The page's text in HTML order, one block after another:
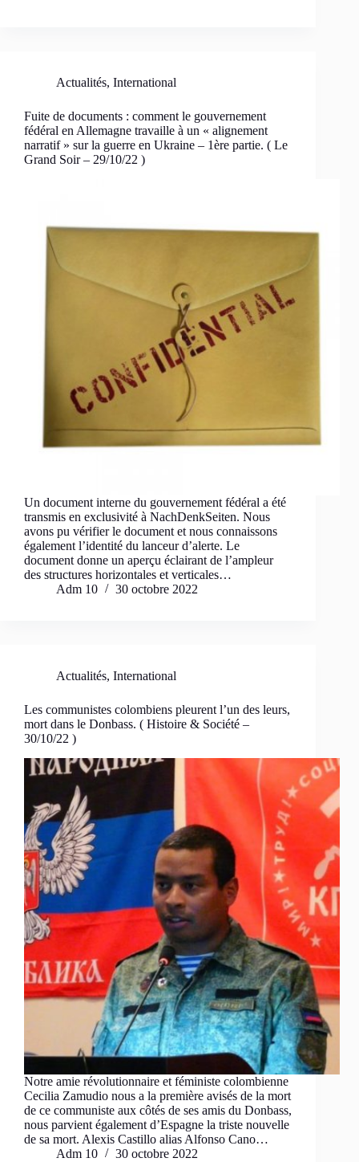
Actualités, International
Fuite de documents : comment le gouvernement
fédéral en Allemagne travaille à un « alignement
narratif » sur la guerre en Ukraine – 1ère partie. ( Le
Grand Soir – 29/10/22 )
Un document interne du gouvernement fédéral a été
transmis en exclusivité à NachDenkSeiten. Nous
avons pu vérifier le document et nous connaissons
également l’identité du lanceur d’alerte. Le
document donne un aperçu éclairant de l’ampleur
des structures horizontales et verticales…
Adm 10
30 octobre 2022
Actualités, International
Les communistes colombiens pleurent l’un des leurs,
mort dans le Donbass. ( Histoire & Société –
30/10/22 )
Notre amie révolutionnaire et féministe colombienne
Cecilia Zamudio nous a la première avisés de la mort
de ce communiste aux côtés de ses amis du Donbass,
nous parvient également d’Espagne la triste nouvelle
de sa mort. Alexis Castillo alias Alfonso Cano…
Adm 10
30 octobre 2022